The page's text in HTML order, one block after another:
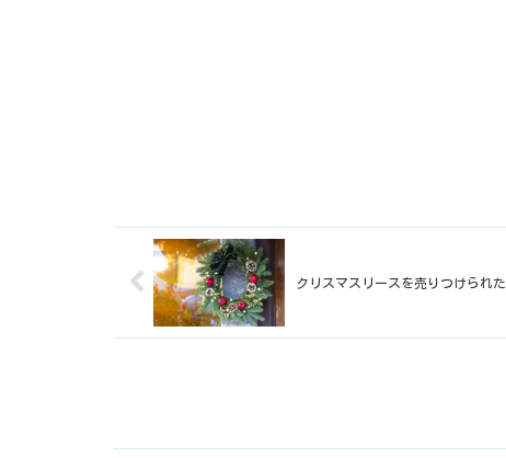
クリスマスリースを売りつけられた